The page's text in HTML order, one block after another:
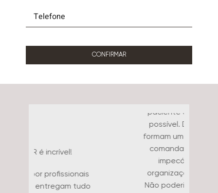
CONFIRMAR
Falar da Clínica VR é muito fácil!
O atendimento de todos os
funcionários da clínica é
excepcional. Todos trabalham
em conjunto para garantir ao
paciente a melhor experiência